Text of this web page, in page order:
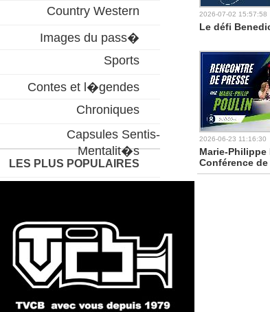
Country Western
Images du pass�
Sports
Contes et l�gendes
Chroniques
Capsules Sentis-
Mentalit�s
LES PLUS POPULAIRES
2026-07-02 15:57:58
Le défi
2026-06-23 11:16:30
Marie-Philippe
Conférence